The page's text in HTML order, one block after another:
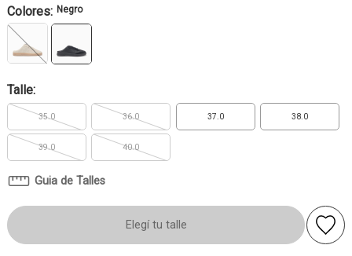
Colores: Negro
Talle:
35.0 36.0 37.0 38.0
39.0 40.0
Guia de Talles
Elegí tu talle